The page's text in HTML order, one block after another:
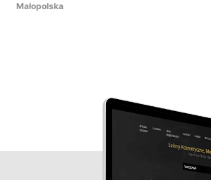
Małopolska